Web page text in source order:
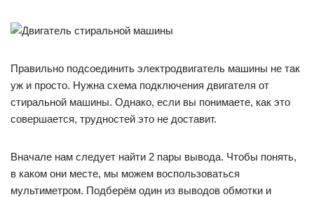
Правильно подсоединить электродвигатель машины не так
уж и просто. Нужна схема подключения двигателя от
стиральной машины. Однако, если вы понимаете, как это
совершается, трудностей это не доставит.
Вначале нам следует найти 2 пары вывода. Чтобы понять,
в каком они месте, мы можем воспользоваться
мультиметром. Подберём один из выводов обмотки и